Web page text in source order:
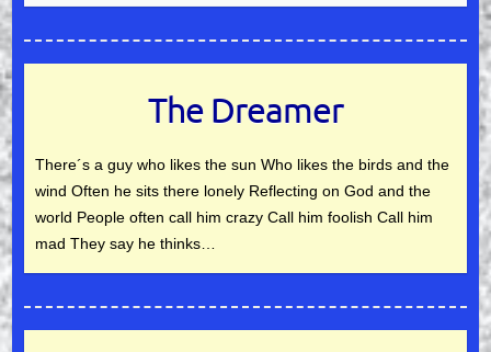
The Dreamer
There´s a guy who likes the sun Who likes the birds and the
wind Often he sits there lonely Reflecting on God and the
world People often call him crazy Call him foolish Call him
mad They say he thinks…